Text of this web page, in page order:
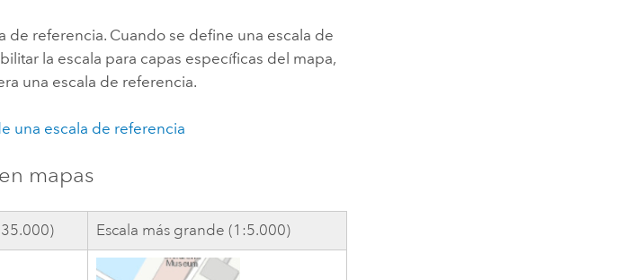
de referencia. Cuando se define una escala de
la escala para capas específicas del mapa,
una escala de referencia.
una escala de referencia
mapas
Escala más grande (1:5.000)